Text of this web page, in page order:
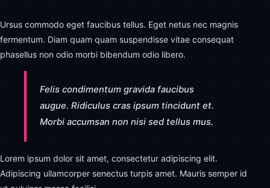
Ursus commodo eget faucibus tellus. Eget netus nec magnis
fermentum. Diam quam quam suspendisse vitae consequat
phasellus non odio morbi bibendum odio libero.
Felis condimentum gravida faucibus
augue. Ridiculus cras ipsum tincidunt et.
Morbi accumsan non nisi sed tellus mus.
Lorem ipsum dolor sit amet, consectetur adipiscing elit.
Adipiscing ullamcorper senectus turpis amet. Mauris semper id